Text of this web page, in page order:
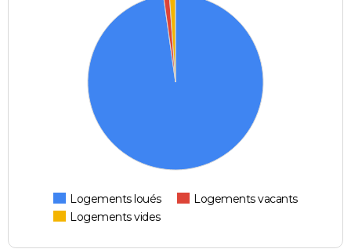
Logements loués
Logements vacants
Logements vides